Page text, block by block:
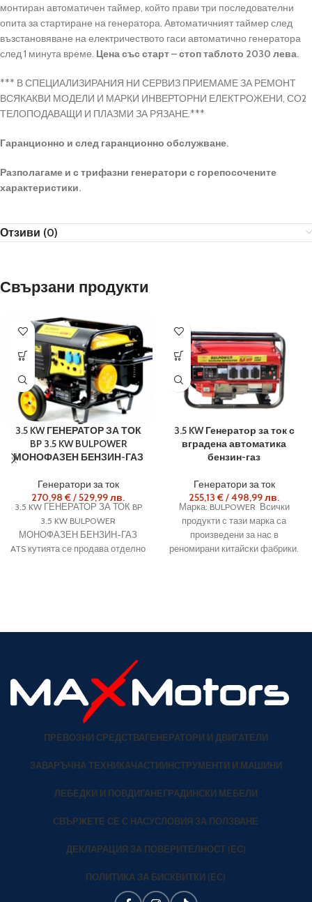
монтиран автоматичен таймер, който прави три последователни
опита за стартиране на генератора. Автоматичният таймер след
възстановяване на електричеството гаси автоматично генератора
след 1 минута време. Цена със старт – стоп таблото 2030 лева.
*** В СПЕЦИАЛИЗИРАНИЯ НИ СЕРВИЗ ПРИЕМАМЕ ЗА РЕМОНТ
ВСЯКАКВИ МОДЕЛИ И МАРКИ ИНВЕРТОРНИ ЕЛЕКТРОЖЕНИ, СО2
ТЕЛОПОДАВАЩИ И ПЛАЗМИ ЗА РЯЗАНЕ.***
Гаранционно и след гаранционно обслужване.
Разполагаме и с трифазни генератори с горепосочените
характеристики.
Отзиви (0)
Свързани продукти
3.5 KW ГЕНЕРАТОР ЗА ТОК
BP 3.5 KW BULPOWER
МОНОФАЗЕН БЕНЗИН-ГАЗ
Генератори за ток
270,98 €/529,99лв.
3.5 KW ГЕНЕРАТОР ЗА ТОК BP
3.5 KW BULPOWER
МОНОФАЗЕН БЕНЗИН-ГАЗ
ATS кутията се продава отделно
3.5 KW Генератор за ток с
вградена автоматика
бензин-газ
Генератори за ток
255,13 €/498,99лв.
Марка: BULPOWER Всички
продукти с тази марка са
произведени за нас в
реномирани китайски фабрики.
ПРЕВОЗНИ СРЕДСТВАГЕНЕРАТОРИ И ДВИГАТЕЛИ
ЗАВАРЪЧНА ТЕХНИКАЧАСТИИНСТРУМЕНТИ И МАШИНИ
ЛЕБЕДКИ И ПОВДИГАНЕГРАДИНСКИ МЕБЕЛИ
СВЪРЖЕТЕ СЕ С НАСУСЛОВИЯ ЗА ПОЛЗВАНЕ
ДЕКЛАРАЦИЯ ЗА ПОВЕРИТЕЛНОСТ (ЕС)
ПОЛИТИКА ЗА БИСКВИТКИ (ЕС)